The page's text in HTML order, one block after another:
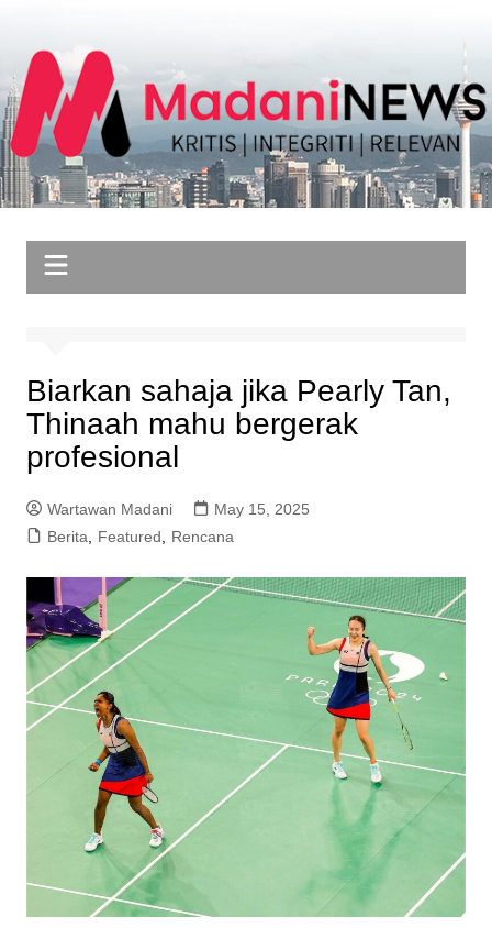
content
Biarkan sahaja jika Pearly Tan,
Thinaah mahu bergerak
profesional
Wartawan Madani
May 15, 2025
Berita, Featured, Rencana